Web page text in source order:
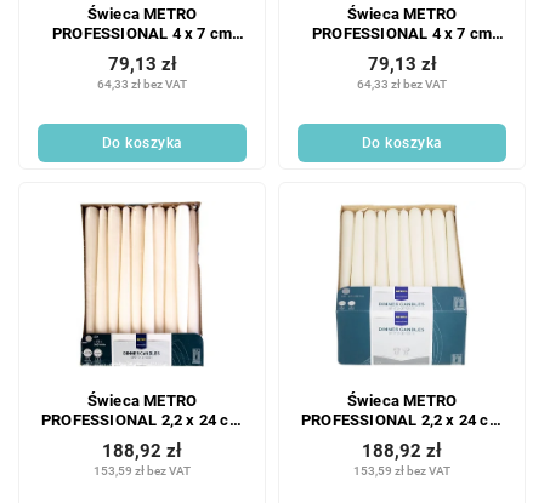
Świeca METRO
PROFESSIONAL 4 x 7 cm
bordowa 20 szt.
64,33 zł bez VAT
79,13 zł
Do koszyka
Świeca METRO
PROFESSIONAL 4 x 7 cm
biała 20 szt.
64,33 zł bez VAT
79,13 zł
Do koszyka
Świeca METRO
PROFESSIONAL 2,2 x 24 cm
kość słoniowa 60 szt.
153,59 zł bez VAT
188,92 zł
Świeca METRO
PROFESSIONAL 2,2 x 24 cm
biała 60 szt.
153,59 zł bez VAT
188,92 zł